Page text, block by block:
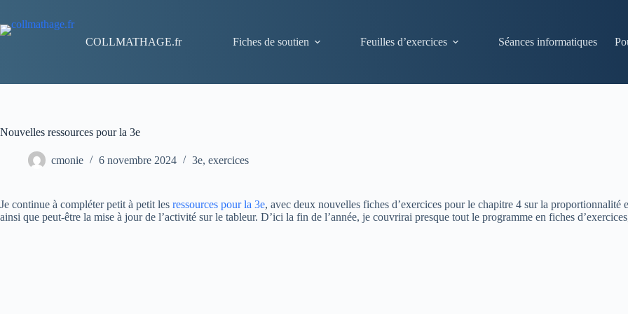
COLLMATHAGE.fr Fiches de soutien Feuilles d’exercices Séances informatiques
Nouvelles ressources pour la 3e
cmonie 6 novembre 2024 3e, exercices
Je continue à compléter petit à petit les ressources pour la 3e, avec deux nouvelles fiches d’exercices pour le chapitre 4 sur la
ainsi que peut-être la mise à jour de l’activité sur le tableur. D’ici la fin de l’année, je couvrirai presque tout le programme en fiches